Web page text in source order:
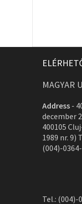
MAGYAR
Address -
december
400105
1989 nr. 9)
(004)-
Tel.: (004)-